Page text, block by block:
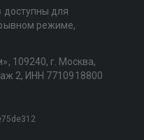
доступны для
режиме,
109240, г. Москва,
2, ИНН 7710918800